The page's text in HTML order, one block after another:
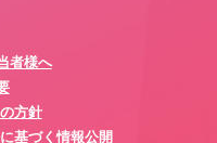
者様へ
方針
基づく情報公開